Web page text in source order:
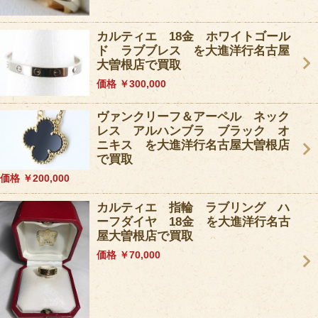
カルティエ 18金 ホワイトゴール
ド ラブブレス を大進洋行名古屋
大曽根店で買取
価格 ￥300,000
ヴァンクリーフ＆アーペル ネック
レス アルハンブラ ブラック オ
ニキス を大進洋行名古屋大曽根店
で買取
価格 ￥200,000
カルティエ 指輪 ラブリング ハ
ーフダイヤ 18金 を大進洋行名古
屋大曽根店で買取
価格 ￥70,000